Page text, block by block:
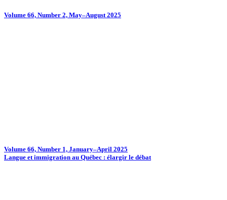
Volume 66, Number 2, May–August 2025
Volume 66, Number 1, January–April 2025
Langue et immigration au Québec : élargir le débat